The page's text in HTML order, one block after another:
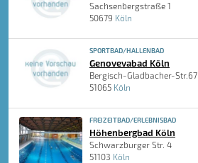
Sachsenbergstraße 1
50679 Köln
SPORTBAD/HALLENBAD
Genovevabad Köln
Bergisch-Gladbacher-Str.67
51065 Köln
FREIZEITBAD/ERLEBNISBAD
Höhenbergbad Köln
Schwarzburger Str. 4
51103 Köln